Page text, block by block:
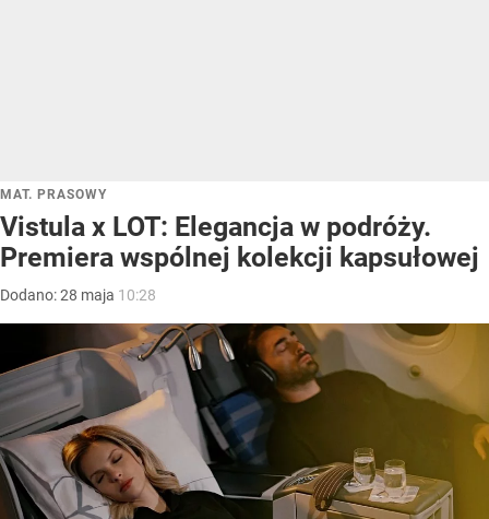
MAT. PRASOWY
Vistula x LOT: Elegancja w podróży.
Premiera wspólnej kolekcji kapsułowej
Dodano:28 maja 10:28